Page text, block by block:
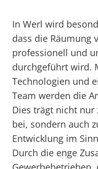
In Werl wird
dass die Räumung
professionell und
durchgeführt wird.
Technologien und
Team werden die
Dies trägt nicht nur
bei, sondern auch
Entwicklung im
Durch die enge